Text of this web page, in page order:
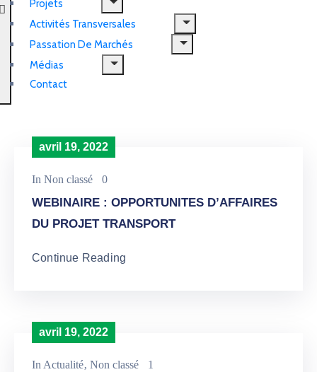
Projets
Activités Transversales
Passation De Marchés
Médias
Contact
avril 19, 2022
In Non classé 0
WEBINAIRE : OPPORTUNITES D’AFFAIRES
DU PROJET TRANSPORT
Continue Reading
avril 19, 2022
InActualité‚ Non classé 1